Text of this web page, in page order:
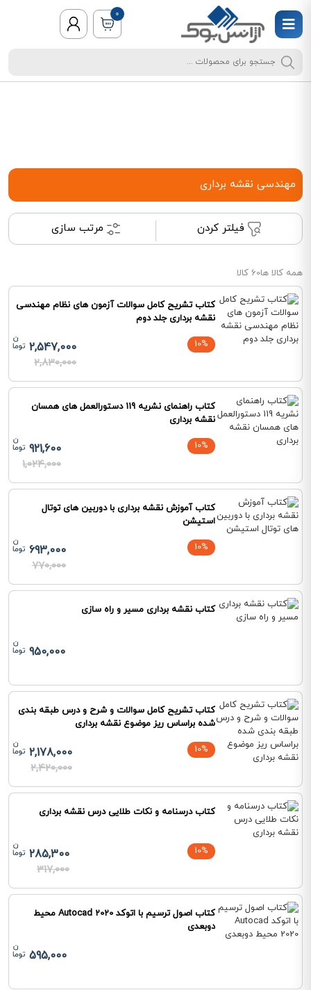
0
مهندسی نقشه برداری
همه کالا ها60 کالا
کتاب تشریح کامل سوالات آزمون های نظام مهندسی
نقشه برداری جلد دوم
10%
2,547,000
2,830,000
کتاب راهنمای نشریه 119 دستورالعمل های همسان
نقشه برداری
10%
921,600
1,024,000
کتاب آموزش نقشه برداری با دوربین های توتال
استیشن
10%
693,000
770,000
کتاب نقشه برداری مسیر و راه سازی
950,000
کتاب تشریح کامل سوالات و شرح و درس طبقه بندی
شده براساس ریز موضوع نقشه برداری
10%
2,178,000
2,420,000
کتاب درسنامه و نکات طلایی درس نقشه برداری
10%
285,300
317,000
کتاب اصول ترسیم با اتوکد Autocad 2020 محیط
دوبعدی
595,000